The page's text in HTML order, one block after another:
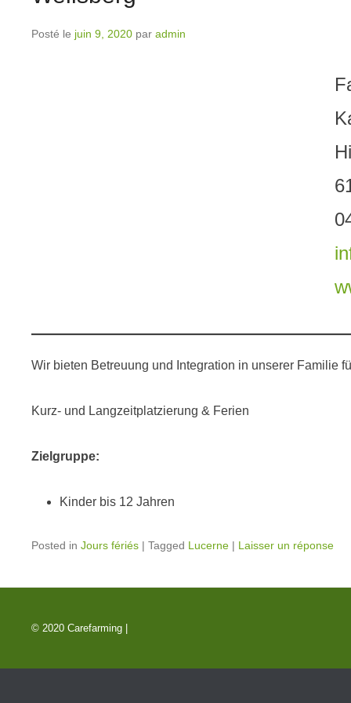
Posté le juin 9, 2020 par admin
Wir bieten Betreuung und Integration in unserer Familie
Kurz- und Langzeitplatzierung & Ferien
Zielgruppe:
Kinder bis 12 Jahren
Posted in Jours fériés | Tagged Lucerne | Laisser un réponse
© 2020 Carefarming |